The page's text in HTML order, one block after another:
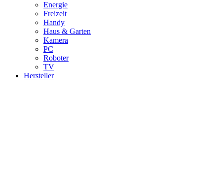
Energie
Freizeit
Handy
Haus & Garten
Kamera
PC
Roboter
TV
Hersteller